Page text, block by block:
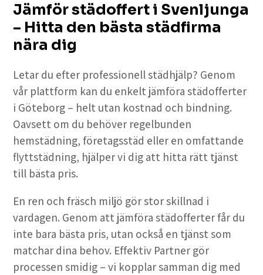
Jämför städoffert i Svenljunga
– Hitta den bästa städfirma
nära dig
Letar du efter professionell städhjälp? Genom
vår plattform kan du enkelt jämföra städofferter
i Göteborg – helt utan kostnad och bindning.
Oavsett om du behöver regelbunden
hemstädning, företagsstäd eller en omfattande
flyttstädning, hjälper vi dig att hitta rätt tjänst
till bästa pris.
En ren och fräsch miljö gör stor skillnad i
vardagen. Genom att jämföra städofferter får du
inte bara bästa pris, utan också en tjänst som
matchar dina behov. Effektiv Partner gör
processen smidig – vi kopplar samman dig med